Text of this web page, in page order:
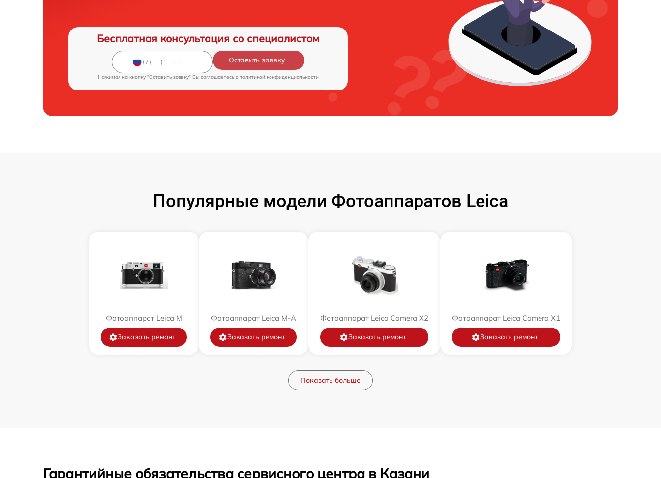
Бесплатная консультация со специалистом
Оставить заявку
Нажимая на кнопку "Оставить заявку" Вы соглашаетесь c политикой конфиденциальности
Популярные модели Фотоаппаратов Leica
Фотоаппарат Leica M
Заказать ремонт
Фотоаппарат Leica M-A
Заказать ремонт
Фотоаппарат Leica Camera X2
Заказать ремонт
Фотоаппарат Leica Camera X1
Заказать ремонт
Показать больше
Гарантийные обязательства сервисного центра в Казани